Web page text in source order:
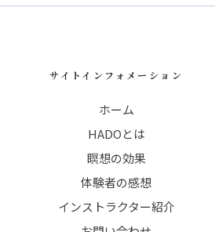
サイトインフォメーション
ホーム
HADOとは
瞑想の効果
体験者の感想
インストラクター紹介